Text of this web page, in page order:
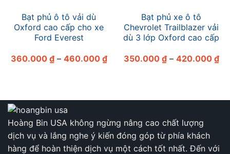
Bạt phủ ô tô vải dù
Oxford cao cấp cho xe
Ford Everest
360.000 ₫ – 460.000 ₫Khoảng
giá:
460.000 ₫
Bạt phủ xe ô tô
Chevrolet Trailblazer vải
dù 3 lớp Oxford cao cấp
350.000 ₫ – 420.000 ₫
Hoàng Bin USA không ngừng nâng cao chất lượng
dịch vụ và lắng nghe ý kiến đóng góp từ phía khách
hàng để hoàn thiện dịch vụ một cách tốt nhất. Đến với